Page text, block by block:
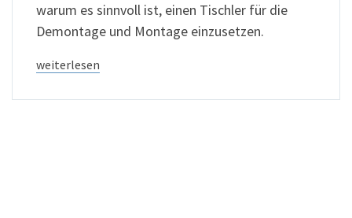
warum es sinnvoll ist, einen Tischler für die
Demontage und Montage einzusetzen.
weiterlesen